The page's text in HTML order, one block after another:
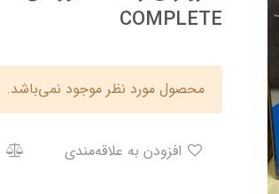
COMPLETE
محصول مورد نظر موجود نمی‌باشد.